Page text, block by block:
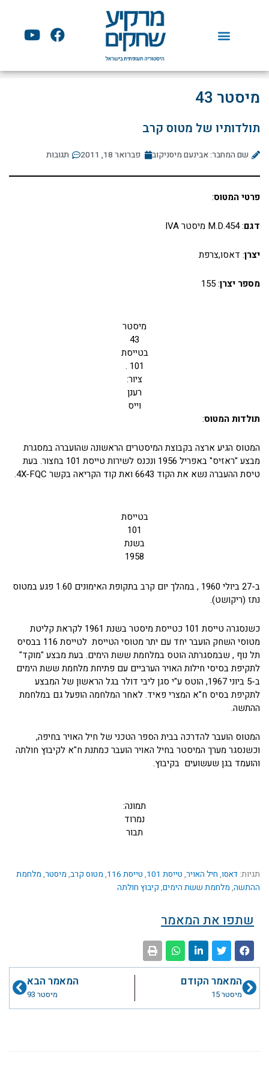
F
a
e
Y
o
t
מיסטר 43
תולדותיו של מטוס קרב
שם המחבר: אבינעם מיסניקוב פברואר 18, 2011 תגובות
פרטי המטוס:
דגם: M.D.454 מיסטר IVA
יצרן: דאסו,צרפת
מספר יצרן: 155
מיסטר
43
בטייסת
101 .
ציור:
רענן
וייס
תולדות המטוס:
המטוס הגיע ארצה בקבוצת המיסטרים הראשונה שהועברה במסגרת
מבצע "ראזיס" באפריל 1956 ונכנס לשירות טייסת 101 בחצור. בעת
טיסת ההעברה נשא את הקוד 6643 ואת קוד הקריאה בקשר 4X-FQC.
בטייסת
101
בשנת
1958
ב-27 ביולי 1960 , במהלך יום קרב בתקופת האימונים 1.60 פגע במטוס
נתז (ריקושט).
כשנסגרה טייסת 101 כטייסת מיסטר בשנת 1961 לקראת קליטת
מטוסי השחק הועבר יחד עם יתר מטוסי הטייסת לטייסת 116 בבסיס
תל נוף , שבמסגרתה הוטס במלחמת ששת הימים. בעת מבצע "מוקד"
לתקיפת בסיסי חילות האויר הערביים עם פתיחת מלחמת ששת הימים
ב-5 ביוני 1967, הוטס ע"י סגן ליבי דולר בגל הראשון של המבצע
לתקיפת בסיס ח"א המצרי פאיד. לאחר המלחמה הופעל גם במלחמת
ההתשה.
המטוס הועבר להדרכה בבית הספר הטכני של חיל האויר בחיפה,
וכשנסגר מערך המיסטר בחיל האויר הועבר כמתנת ח"א לקיבוץ חולתה
והועמד בגן שעשועים בקיבוץ.
תמונה:
נמרוד
תבור
תגיות: דאסו, חיל האויר, טייסת 101 , טייסת 116 , מטוס קרב, מיסטר, מלחמת
ההתשה, מלחמת ששת הימים, קיבוץ חולתה
שתפו את המאמר
קודםהמאמר הקודם
מיסטר 15
המאמר הבא
מיסטר 93
הבא